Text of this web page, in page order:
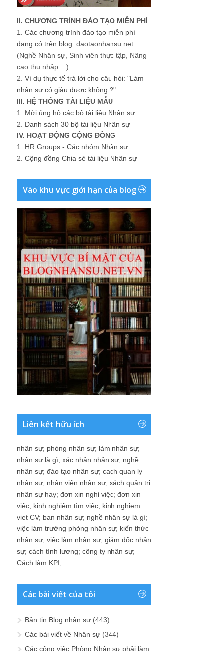
II. CHƯƠNG TRÌNH ĐÀO TẠO MIỄN PHÍ
1. Các chương trình đào tạo miễn phí
đang có trên blog: daotaonhansu.net
(Nghề Nhân sự, Sinh viên thực tập, Nâng
cao thu nhập ...)
2. Ví dụ thực tế trả lời cho câu hỏi: "Làm
nhân sự có giàu được không ?"
III. HỆ THỐNG TÀI LIỆU MẪU
1. Mời ủng hộ các bộ tài liệu Nhân sự
2. Danh sách 30 bộ tài liệu Nhân sự
IV. HOẠT ĐỘNG CỘNG ĐỒNG
1. HR Groups - Các nhóm Nhân sự
2. Cộng đồng Chia sẻ tài liệu Nhân sự
Vào khu vực giới hạn của blog
Liên kết hữu ích
nhân sự; phòng nhân sự; làm nhân sự;
nhân sự là gì; xác nhận nhân sự; nghề
nhân sự; đào tạo nhân sự; cach quan ly
nhân sự; nhân viên nhân sự; sách quản trị
nhân sự hay; đơn xin nghỉ việc; đơn xin
việc; kinh nghiệm tìm việc; kinh nghiem
viet CV; ban nhân sự; nghề nhân sự là gì;
việc làm trưởng phòng nhân sự; kiến thức
nhân sự; việc làm nhân sự; giám đốc nhân
sự; cách tính lương; công ty nhân sự;
Cách làm KPI;
Các bài viết của tôi
Bản tin Blog nhân sự (443)
Các bài viết về Nhân sự (344)
Các công việc Phòng Nhân sự phải làm